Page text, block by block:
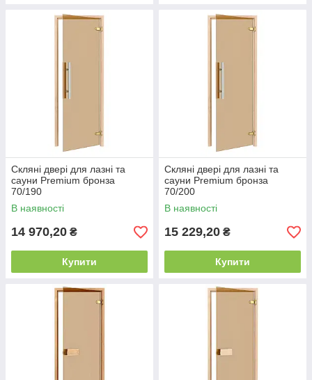
Скляні двері для лазні та
сауни Premium бронза
70/190
В наявності
14 970,20 ₴
Купити
Скляні двері для лазні та
сауни Premium бронза
70/200
В наявності
15 229,20 ₴
Купити